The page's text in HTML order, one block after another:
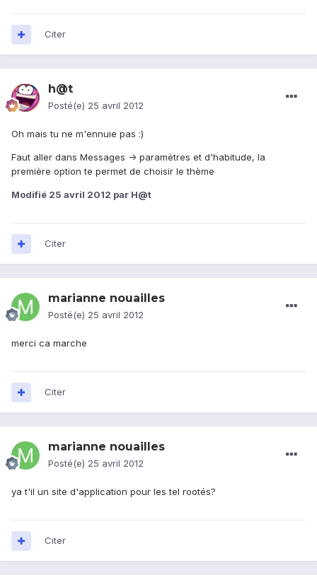
Citer
h@t
Posté(e) 25 avril 2012
Oh mais tu ne m'ennuie pas :)
Faut aller dans Messages -> paramètres et d'habitude, la
première option te permet de choisir le thème
Modifié 25 avril 2012 par H@t
Citer
marianne nouailles
Posté(e) 25 avril 2012
merci ca marche
Citer
marianne nouailles
Posté(e) 25 avril 2012
ya t'il un site d'application pour les tel rootés?
Citer